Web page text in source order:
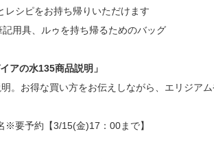
シピをお持ち帰りいただけます
用具、ルゥを持ち帰るためのバッグ
アの水135商品説明」
。お得な買い方をお伝えしながら、エリジア
要予約【3/15(金)17：00まで】